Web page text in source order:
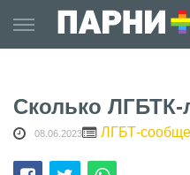
to
content
Сколько
08.06.2023 ЛГБТ-